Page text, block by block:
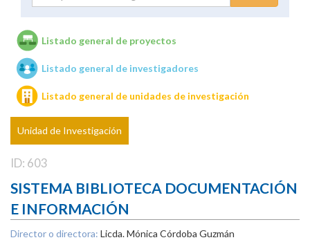
Unidades de investigación
Listado general de proyectos
Listado general de investigadores
Listado general de unidades de investigación
Unidad de Investigación
ID: 603
SISTEMA BIBLIOTECA DOCUMENTACIÓN
E INFORMACIÓN
Director o directora: Licda. Mónica Córdoba Guzmán